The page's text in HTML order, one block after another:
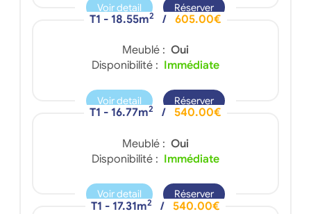
Voir detail Réserver
T1 - 18.55m2 / 605.00€
Meublé : Oui
Disponibilité : Immédiate
Voir detail Réserver
T1 - 16.77m2 / 540.00€
Meublé : Oui
Disponibilité : Immédiate
Voir detail Réserver
T1 - 17.31m2 / 540.00€